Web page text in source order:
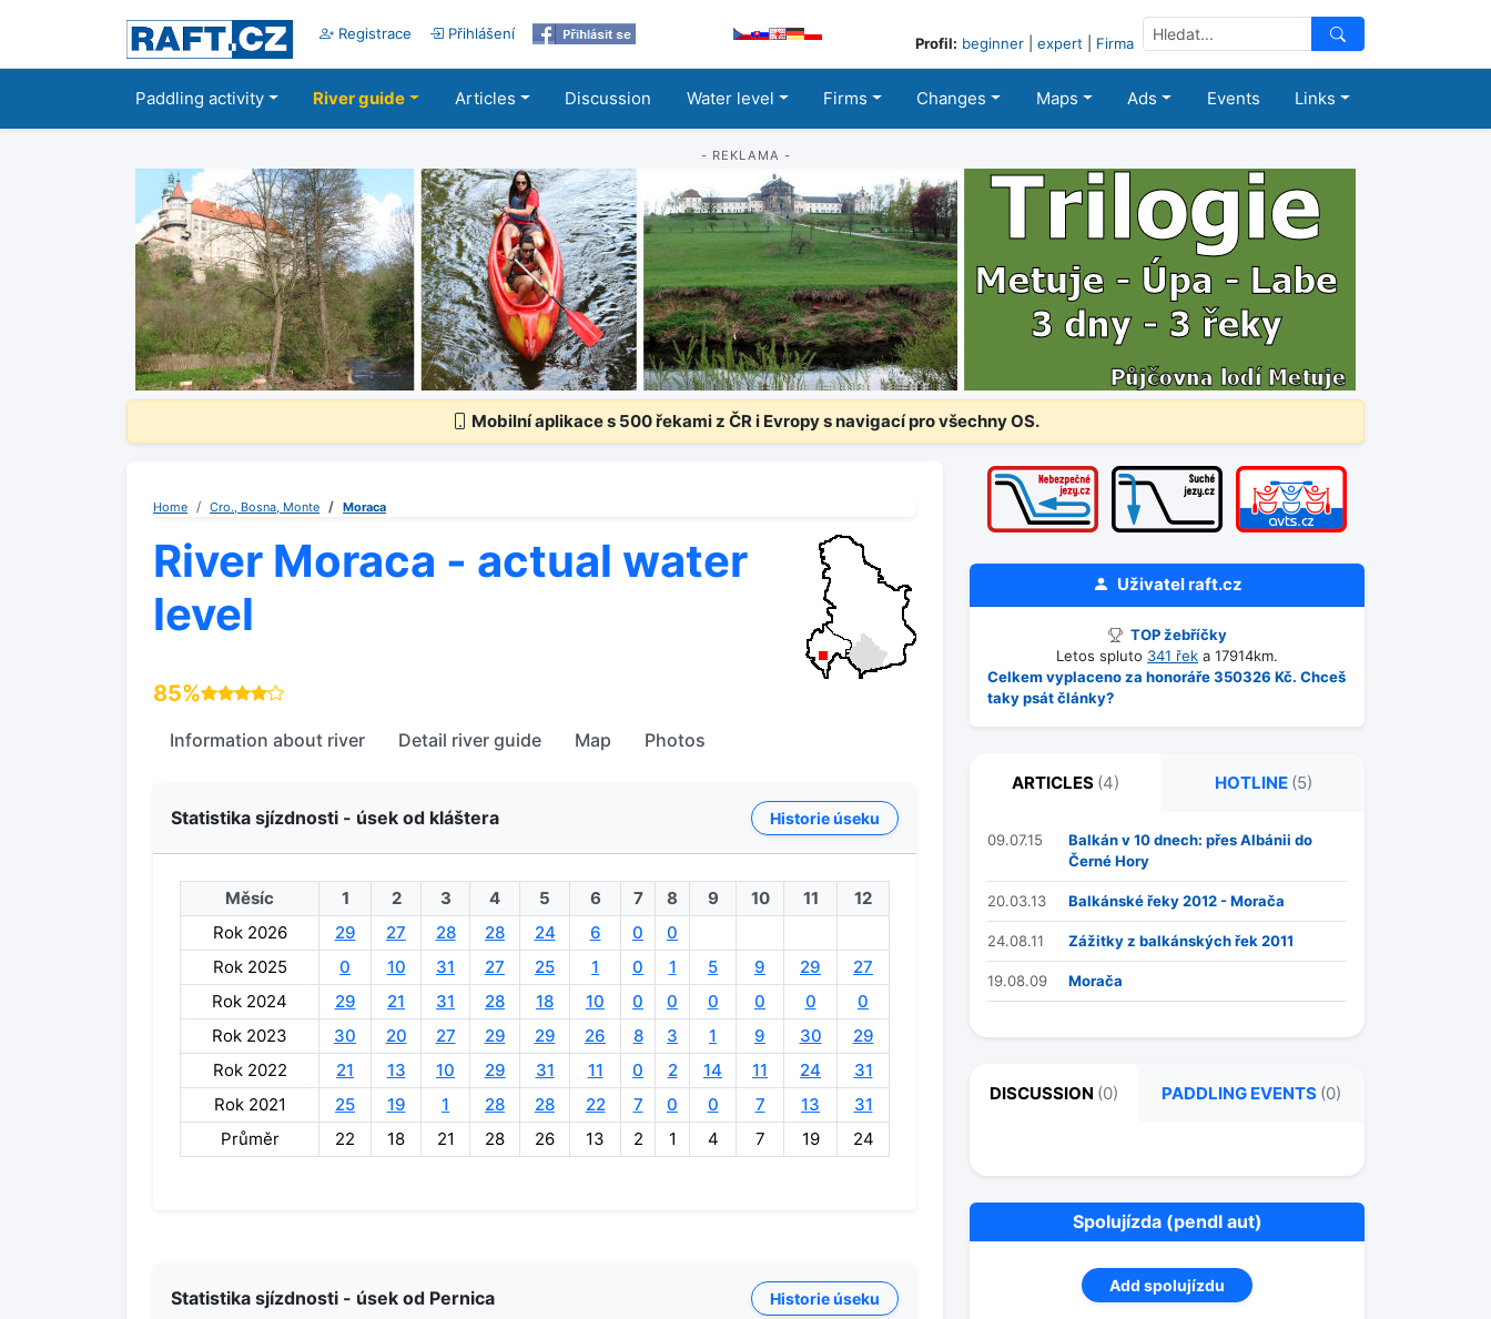
Registrace Přihlášení
Profil: beginner expert Firma
Paddling activity River guide Articles Discussion Water level Firms Changes Maps Ads Events Links
- REKLAMA -
Mobilní aplikace s 500 řekami z ČR i Evropy s navigací pro všechny OS.
Home Cro., Bosna, Monte Moraca
River Moraca - actual water
level
85%
Information about river Detail river guide Map Photos
Statistika sjízdnosti - úsek od kláštera Historie úseku
Měsíc 1 2 3 4 5 6 7 8 9 10 11
12
Rok 2026
29 27 28 28 24 6 0
0
Rok 2025
0 10 31 27 25 1 0 1 5 9 29
27
Rok 2024
29 21 31 28 18 10 0 0 0 0 0
0
Rok 2023
30 20 27 29 29 26 8 3 1 9 30
29
Rok 2022
21 13 10 29 31 11 0 2 14 11 24
31
Rok 2021
25 19 1 28 28 22 7 0 0 7 13
31
Průměr
22 18 21 28 26 13 2 1 4 7 19 24
Statistika sjízdnosti - úsek od Pernica Historie úseku
Uživatelraft.cz
TOP žebříčky
Letos spluto 341 řek a 17914km.
Celkem vyplaceno za honoráře 350326 Kč. Chceš
taky psát články?
ARTICLES (4) HOTLINE (5)
09.07.15
Balkán v 10 dnech: přes Albánii do
Černé Hory
20.03.13 Balkánské řeky 2012 - Morača
24.08.11 Zážitky z balkánských řek 2011
19.08.09 Morača
DISCUSSION (0) PADDLING EVENTS (0)
Spolujízda (pendl aut)
Add spolujízdu